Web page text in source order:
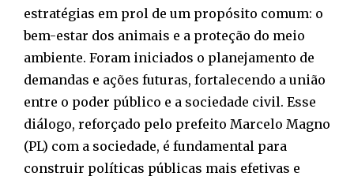
estratégias em prol de um propósito comum: o
bem-estar dos animais e a proteção do meio
ambiente. Foram iniciados o planejamento de
demandas e ações futuras, fortalecendo a união
entre o poder público e a sociedade civil. Esse
diálogo, reforçado pelo prefeito Marcelo Magno
(PL) com a sociedade, é fundamental para
construir políticas públicas mais efetivas e